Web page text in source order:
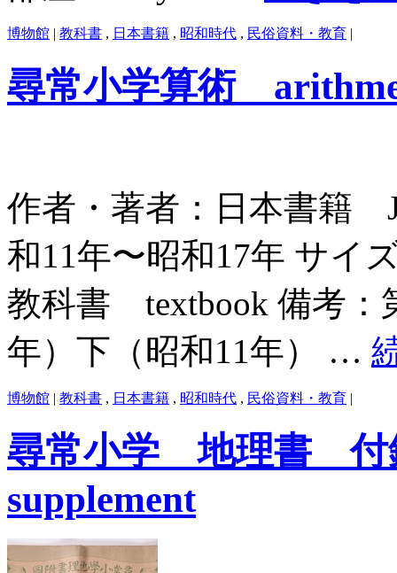
博物館 | 教科書 , 日本書籍 , 昭和時代 , 民俗資料・教育 |
尋常小学算術
作者・著者：日本書籍
和11年〜昭和17年 サイ
教科書 textbook 備考：
年）下（昭和11年） …
博物館 | 教科書 , 日本書籍 , 昭和時代 , 民俗資料・教育 |
尋常小学 地理書 付
supplement